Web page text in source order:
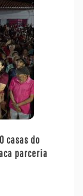
casas do
parceria